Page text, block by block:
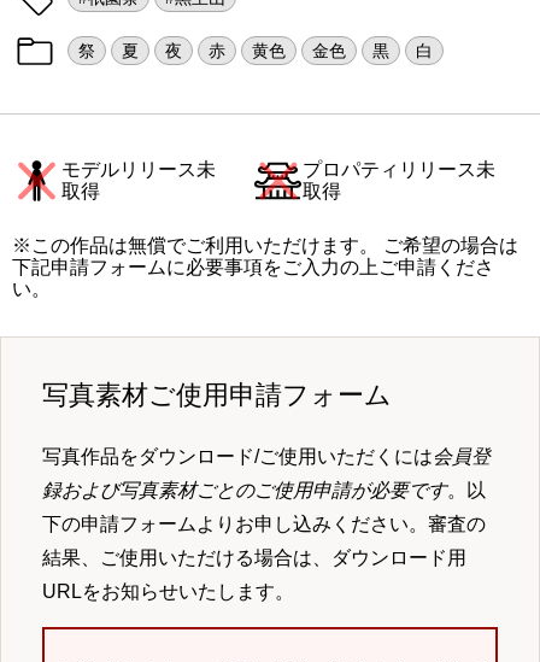
祭 夏 夜 赤 黄色 金色 黒 白
モデルリリース未
取得
プロパティリリース未
取得
※この作品は無償でご利用いただけます。 ご希望の場合は
下記申請フォームに必要事項をご入力の上ご申請くださ
い。
写真素材ご使用申請フォーム
写真作品をダウンロード/ご使用いただくには会員登
録および写真素材ごとのご使用申請が必要です。以
下の申請フォームよりお申し込みください。審査の
結果、ご使用いただける場合は、ダウンロード用
URLをお知らせいたします。